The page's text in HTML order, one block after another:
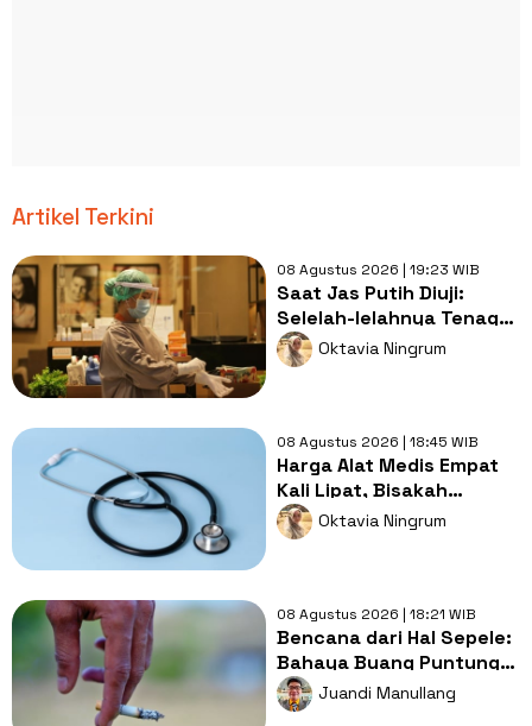
Artikel Terkini
08 Agustus 2026 | 19:23 WIB
Saat Jas Putih Diuji:
Selelah-lelahnya Tenaga
Kesehatan, Tetap Lebih
Melelahkan Jadi Pasien
Oktavia Ningrum
08 Agustus 2026 | 18:45 WIB
Harga Alat Medis Empat
Kali Lipat, Bisakah
Layanan Kesehatan
Tetap Murah?
Oktavia Ningrum
08 Agustus 2026 | 18:21 WIB
Bencana dari Hal Sepele:
Bahaya Buang Puntung
Rokok Sembarangan di
Musim Kemarau
Juandi Manullang